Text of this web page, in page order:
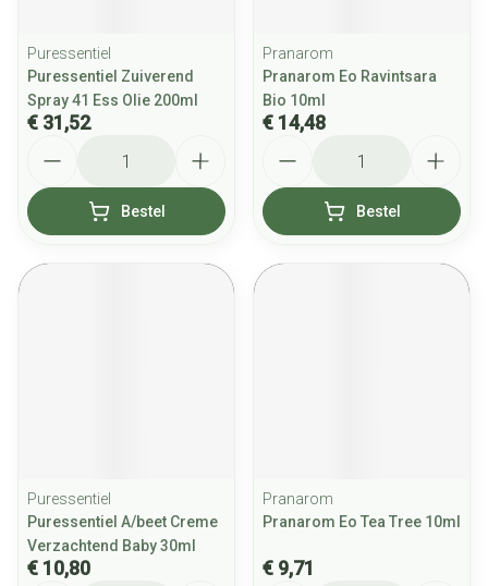
Puressentiel
Puressentiel Zuiverend
Spray 41 Ess Olie 200ml
€ 31,52
Bestel
Pranarom
Pranarom Eo Ravintsara
Bio 10ml
€ 14,48
Bestel
Puressentiel
Puressentiel A/beet Creme
Verzachtend Baby 30ml
€ 10,80
Pranarom
Pranarom Eo Tea Tree 10ml
€ 9,71